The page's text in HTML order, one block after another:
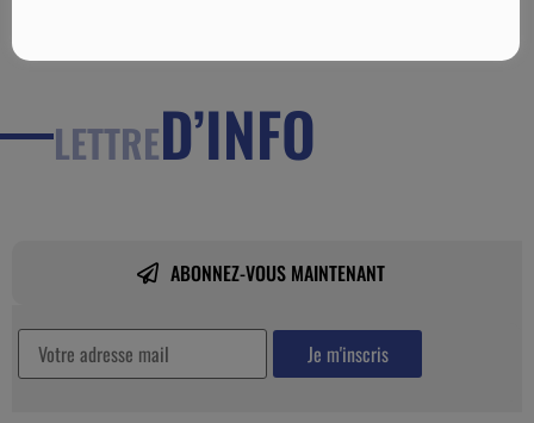
LETTRED’INFO
ABONNEZ-VOUS MAINTENANT